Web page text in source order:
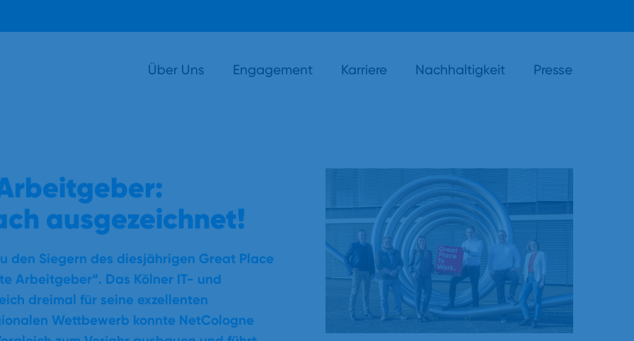
Über Uns Engagement Karriere Nachhaltigkeit Presse
ausgezeichnet!
den Siegern des diesjährigen Great Place
Arbeitgeber“. Das Kölner IT- und
dreimal für seine exzellenten
Wettbewerb konnte NetCologne